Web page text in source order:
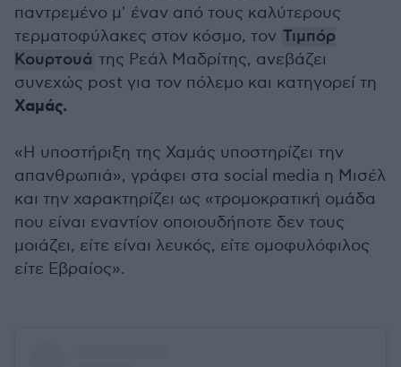
παντρεμένο μ' έναν από τους καλύτερους
τερματοφύλακες στον κόσμο, τον Τιμπόρ
Κουρτουά της Ρεάλ Μαδρίτης, ανεβάζει
συνεχώς post για τον πόλεμο και κατηγορεί τη
Χαμάς.
«Η υποστήριξη της Χαμάς υποστηρίζει την
απανθρωπιά», γράφει στα social media η Μισέλ
και την χαρακτηρίζει ως «τρομοκρατική ομάδα
που είναι εναντίον οποιουδήποτε δεν τους
μοιάζει, είτε είναι λευκός, είτε ομοφυλόφιλος
είτε Εβραίος».